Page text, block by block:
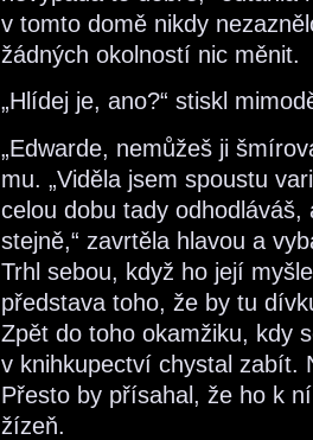
v tomto domě nikdy
žádných okolností nic měnit.
„Hlídej je, ano?“ stiskl
„Edwarde, nemůžeš ji
mu. „Viděla jsem spoustu
celou dobu tady
stejně,“ zavrtěla hlavou a
Trhl sebou, když ho její
představa toho, že by tu
Zpět do toho okamžiku, kdy
v knihkupectví chystal zabít.
Přesto by přísahal, že ho k
žízeň.